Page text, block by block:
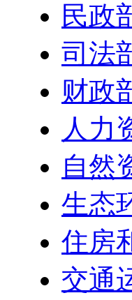
民政
司法
财政
人力
自然
生态
住房
交通